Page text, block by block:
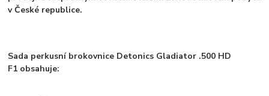
v České republice.
Sada perkusní brokovnice Detonics Gladiator .500 HD
F1 obsahuje: